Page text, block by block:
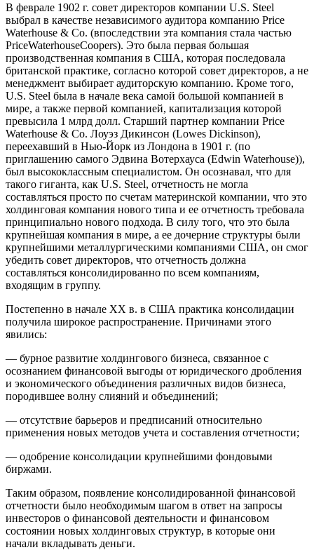
В феврале 1902 г. совет директоров компании U.S. Steel
выбрал в качестве независимого аудитора компанию Price
Waterhouse & Co. (впоследствии эта компания стала частью
PriceWaterhouseCoopers). Это была первая большая
производственная компания в США, которая последовала
британской практике, согласно которой совет директоров, а не
менеджмент выбирает аудиторскую компанию. Кроме того,
U.S. Steel была в начале века самой большой компанией в
мире, а также первой компанией, капитализация которой
превысила 1 млрд долл. Старший партнер компании Price
Waterhouse & Co. Лоуэз Дикинсон (Lowes Dickinson),
переехавший в Нью-Йорк из Лондона в 1901 г. (по
приглашению самого Эдвина Вотерхауса (Edwin Waterhouse)),
был высококлассным специалистом. Он осознавал, что для
такого гиганта, как U.S. Steel, отчетность не могла
составляться просто по счетам материнской компании, что это
холдинговая компания нового типа и ее отчетность требовала
принципиально нового подхода. В силу того, что это была
крупнейшая компания в мире, а ее дочерние структуры были
крупнейшими металлургическими компаниями США, он смог
убедить совет директоров, что отчетность должна
составляться консолидированно по всем компаниям,
входящим в группу.
Постепенно в начале XX в. в США практика консолидации
получила широкое распространение. Причинами этого
явились:
— бурное развитие холдингового бизнеса, связанное с
осознанием финансовой выгоды от юридического дробления
и экономического объединения различных видов бизнеса,
породившее волну слияний и объединений;
— отсутствие барьеров и предписаний относительно
применения новых методов учета и составления отчетности;
— одобрение консолидации крупнейшими фондовыми
биржами.
Таким образом, появление консолидированной финансовой
отчетности было необходимым шагом в ответ на запросы
инвесторов о финансовой деятельности и финансовом
состоянии новых холдинговых структур, в которые они
начали вкладывать деньги.